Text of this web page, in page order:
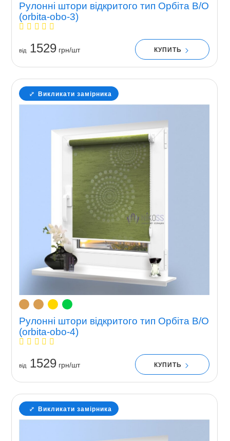
Рулонні штори відкритого тип Орбіта В/О
(orbita-obo-3)
вiд1529грн/шт КУПИТЬ
Викликати замірника
Рулонні штори відкритого тип Орбіта В/О
(orbita-obo-4)
вiд1529грн/шт КУПИТЬ
Викликати замірника